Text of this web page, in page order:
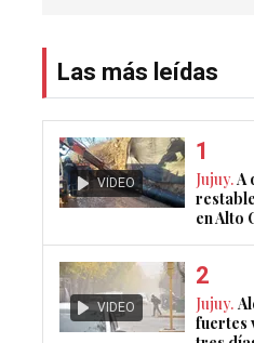
Las más leídas
VIDEO Jujuy.A
en Alto
VIDEO Jujuy.
fuertes